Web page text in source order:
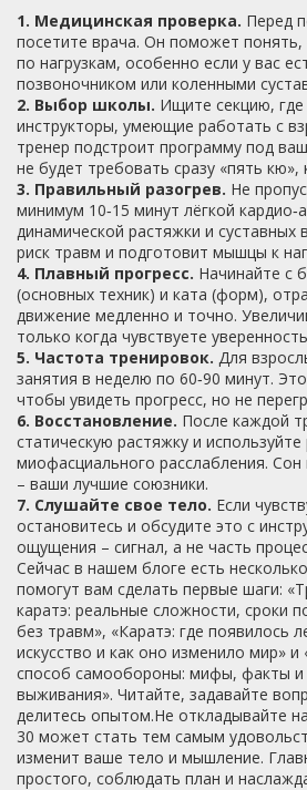
1. Медицинская проверка. Перед
посетите врача. Он поможет понять,
по нагрузкам, особенно если у вас
позвоночником или коленными
2. Выбор школы. Ищите секцию,
инструкторы, умеющие работать с
тренер подстроит программу под
не будет требовать сразу «пять кю»,
3. Правильный разогрев. Не
минимум 10‑15 минут лёгкой
динамической растяжки и суставных
риск травм и подготовит мышцы к
4. Плавный прогресс. Начинайте с
(основных техник) и ката (форм),
движение медленно и точно.
только когда чувствуете
5. Частота тренировок. Для
занятия в неделю по 60‑90 минут.
чтобы увидеть прогресс, но не
6. Восстановление. После каждой
статическую растяжку и используйте
миофасциального расслабления. Сон
– ваши лучшие союзники.
7. Слушайте свое тело. Если
остановитесь и обсудите это с
ощущения – сигнал, а не часть
Сейчас в нашем блоге есть
помогут вам сделать первые шаги:
каратэ: реальные сложности, сроки
без травм», «Каратэ: где появилось
искусство и как оно изменило мир»
способ самообороны: мифы, факты и
выживания». Читайте, задавайте
делитесь опытом.Не откладывайте
30 может стать тем самым
изменит ваше тело и мышление.
простого, соблюдать план и